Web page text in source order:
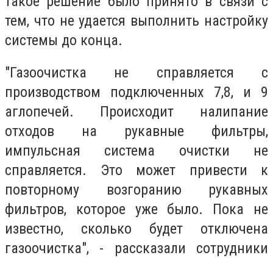
тем, что не удается выполнить настройку
системы до конца.
"Газоочистка не справляется с
производством подключенных 7,8, и 9
аглопечей. Происходит налипание
отходов на рукавные фильтры,
импульсная система очистки не
справляется. Это может привести к
повторному возгоранию рукавных
фильтров, которое уже было. Пока не
известно, сколько будет отключена
газоочистка", - рассказали сотрудники